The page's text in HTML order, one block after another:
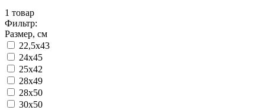
1 товар
Фильтр:
Размер, см
22,5x43
24x45
25x42
28x49
28x50
30x50